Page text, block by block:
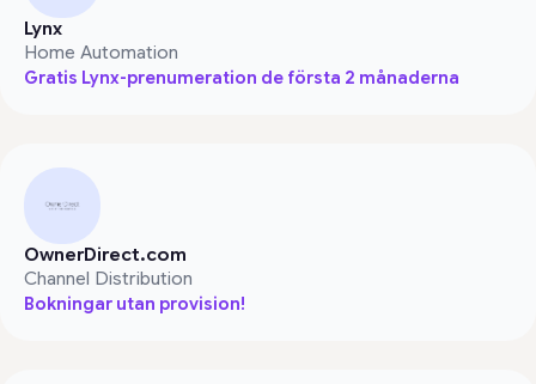
Lynx
Home Automation
Gratis Lynx-prenumeration de första 2 månaderna
OwnerDirect.com
Channel Distribution
Bokningar utan provision!